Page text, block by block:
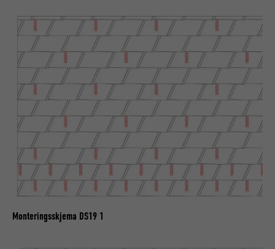
Monteringsskjema DS19 1